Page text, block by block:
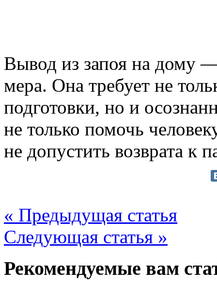
Вывод из запоя на дому
мера. Она требует не
подготовки, но и
не только помочь
не допустить возврата к
« Предыдущая статья
Следующая статья »
Рекомендуемые вам